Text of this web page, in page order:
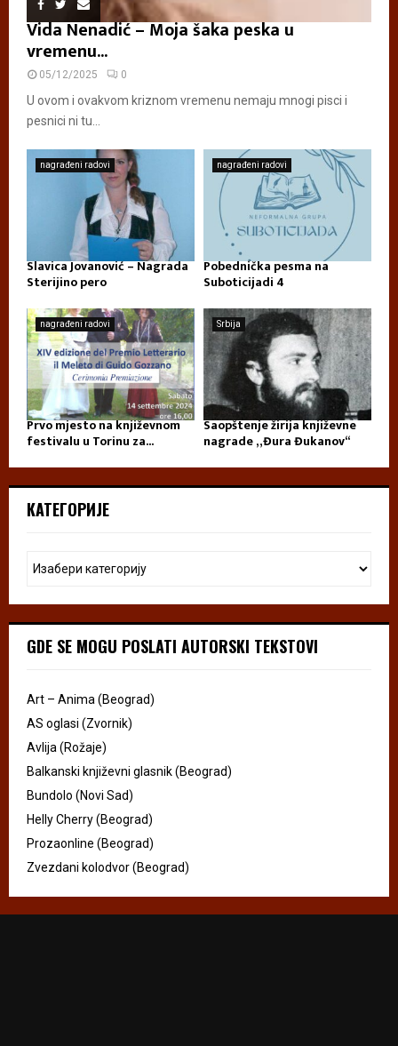
Vida Nenadić – Moja šaka peska u
vremenu...
05/12/2025 0
U ovom i ovakvom kriznom vremenu nemaju mnogi pisci i
pesnici ni tu...
nagrađeni radovi
Slavica Jovanović – Nagrada
Sterijino pero
nagrađeni radovi
Pobednička pesma na
Suboticijadi 4
nagrađeni radovi
Prvo mjesto na književnom
festivalu u Torinu za...
Srbija
Saopštenje žirija književne
nagrade „Đura Đukanov“
КАТЕГОРИЈЕ
GDE SE MOGU POSLATI AUTORSKI TEKSTOVI
Art – Anima (Beograd)
AS oglasi (Zvornik)
Avlija (Rožaje)
Balkanski književni glasnik (Beograd)
Bundolo (Novi Sad)
Helly Cherry (Beograd)
Prozaonline (Beograd)
Zvezdani kolodvor (Beograd)